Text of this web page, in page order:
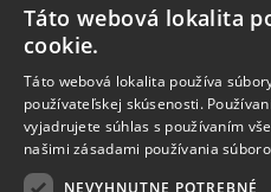
Táto webová lokalita
cookie.
Táto webová lokalita používa
používateľskej skúsenosti.
vyjadrujete súhlas s používaním
našimi zásadami používania
NEVYHNUTNE POTREBNÉ